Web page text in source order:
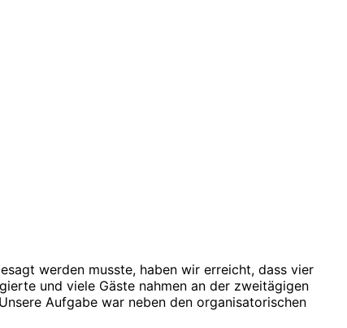
werden musste, haben wir erreicht, dass vier
und viele Gäste nahmen an der zweitägigen
Aufgabe war neben den organisatorischen